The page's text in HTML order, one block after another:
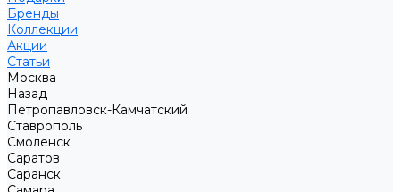
Бренды
Коллекции
Акции
Статьи
Москва
Назад
Петропавловск-Камчатский
Ставрополь
Смоленск
Саратов
Саранск